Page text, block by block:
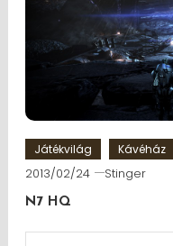
Játékvilág Kávéház
2013/02/24 Stinger
N7 HQ